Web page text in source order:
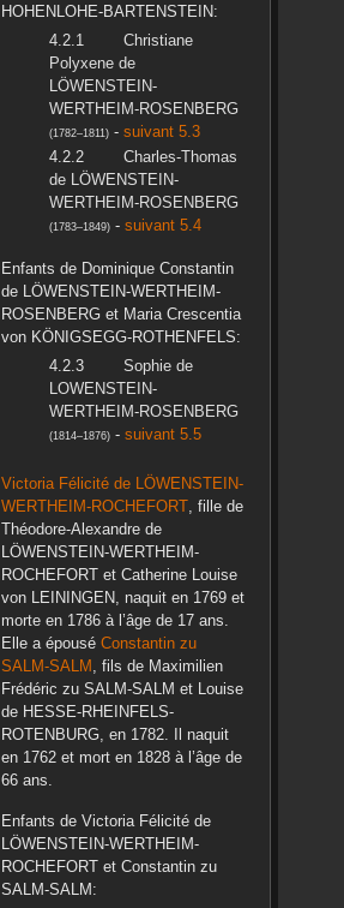
HOHENLOHE-BARTENSTEIN:
Christiane
Polyxenede
LÖWENSTEIN-
WERTHEIM-ROSENBERG
(1782–1811)- suivant 5.3
Charles-Thomas
de LÖWENSTEIN-
WERTHEIM-ROSENBERG
(1783–1849)- suivant 5.4
Enfants de Dominique Constantin
de LÖWENSTEIN-WERTHEIM-
ROSENBERGet Maria Crescentia
von KÖNIGSEGG-ROTHENFELS:
Sophiede
LOWENSTEIN-
WERTHEIM-ROSENBERG
(1814–1876)- suivant 5.5
Victoria Félicitéde LÖWENSTEIN-
WERTHEIM-ROCHEFORT, fille de
Théodore-Alexandrede
LÖWENSTEIN-WERTHEIM-
ROCHEFORTet Catherine Louise
von LEININGEN, naquit en 1769et
morte en 1786à l’âge de 17 ans.
Elle a épousé Constantinzu
SALM-SALM , fils de Maximilien
Frédéric zu SALM-SALM et Louise
de HESSE-RHEINFELS-
ROTENBURG, en 1782. Il naquit
en 1762et mort en 1828à l’âge de
66 ans.
Enfants de Victoria Félicitéde
LÖWENSTEIN-WERTHEIM-
ROCHEFORTet Constantinzu
SALM-SALM :